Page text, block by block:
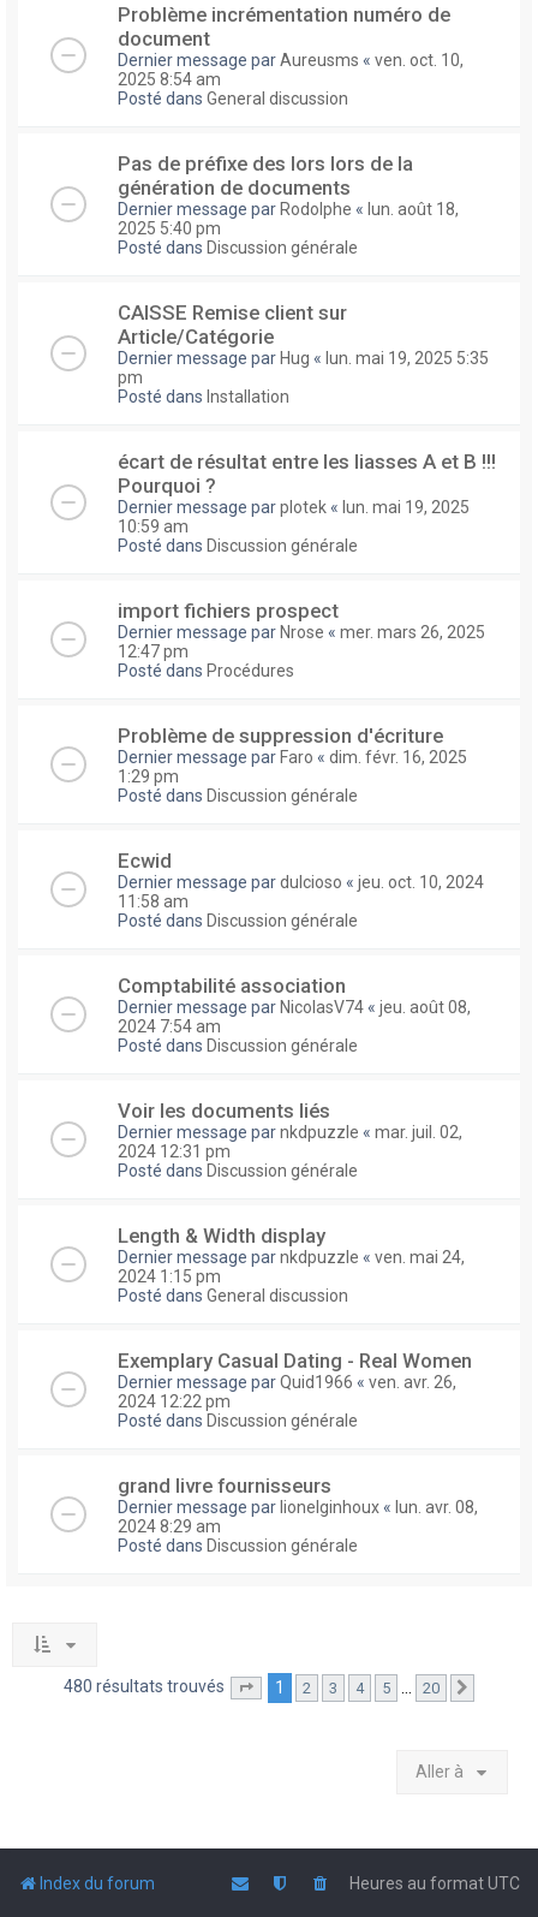
Problème incrémentation numéro de
document
Dernier message parAureusms « ven. oct. 10,
2025 8:54 am
Posté dans General discussion
Pas de préfixe des lors lors de la
génération de documents
Dernier message par Rodolphe « lun. août 18,
2025 5:40 pm
Posté dans Discussion générale
CAISSE Remise client sur
Article/Catégorie
Dernier message par Hug « lun. mai 19, 2025 5:35
pm
Posté dans Installation
écart de résultat entre les liasses A et B !!!
Pourquoi ?
Dernier message parplotek « lun. mai 19, 2025
10:59 am
Posté dans Discussion générale
import fichiers prospect
Dernier message par Nrose « mer. mars 26, 2025
12:47 pm
Posté dans Procédures
Problème de suppression d'écriture
Dernier message par Faro « dim. févr. 16, 2025
1:29 pm
Posté dans Discussion générale
Ecwid
Dernier message pardulcioso « jeu. oct. 10, 2024
11:58 am
Posté dans Discussion générale
Comptabilité association
Dernier message par NicolasV74 « jeu. août 08,
2024 7:54 am
Posté dans Discussion générale
Voir les documents liés
Dernier message parnkdpuzzle « mar. juil. 02,
2024 12:31 pm
Posté dans Discussion générale
Length & Width display
Dernier message parnkdpuzzle « ven. mai 24,
2024 1:15 pm
Posté dans General discussion
Exemplary Сasual Dating - Real Women
Dernier message parQuid1966 « ven. avr. 26,
2024 12:22 pm
Posté dans Discussion générale
grand livre fournisseurs
Dernier message par lionelginhoux « lun. avr. 08,
2024 8:29 am
Posté dans Discussion générale
480 résultats trouvés Page sur20
1 2 3 4 5 … 20
Aller à
Index du forum Heures au formatUTC